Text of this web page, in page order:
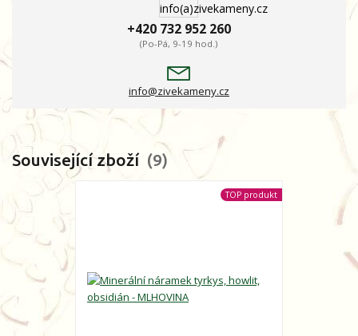
+420 732 952 260
(Po-Pá, 9-19 hod.)
info@zivekameny.cz
Související zboží 9
TOP produkt